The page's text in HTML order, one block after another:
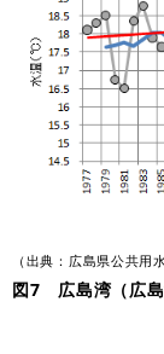
（出典：広島県公共用
図7 広島湾（広